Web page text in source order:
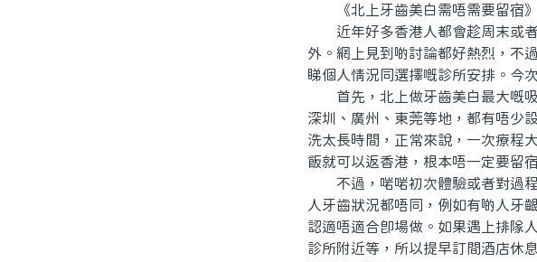
《北上牙齒美白需唔需要留宿》
近年好多香港人都會趁周末或者
外。網上見到啲討論都好熱烈，不
睇個人情況同選擇嘅診所安排。今
首先，北上做牙齒美白最大嘅吸
深圳、廣州、東莞等地，都有唔少
洗太長時間，正常來說，一次療程
飯就可以返香港，根本唔一定要留
不過，啱啱初次體驗或者對過程
人牙齒狀況都唔同，例如有啲人牙
認適唔適合即場做。如果遇上排隊
診所附近等，所以提早訂間酒店休